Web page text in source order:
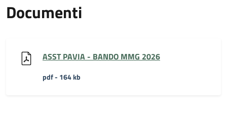
Documenti
ASST PAVIA - BANDO MMG 2026
pdf - 164 kb